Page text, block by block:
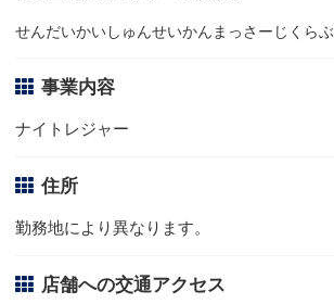
せんだいかいしゅんせいかんまっさーじくらぶ
事業内容
ナイトレジャー
住所
勤務地により異なります。
店舗への交通アクセス